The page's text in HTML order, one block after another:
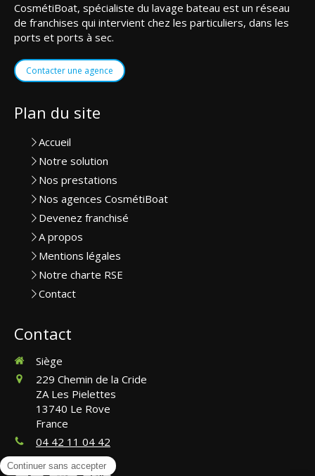
CosmétiBoat, spécialiste du lavage bateau est un réseau
de franchises qui intervient chez les particuliers, dans les
ports et ports à sec.
Contacter une agence
Plan du site
Accueil
Notre solution
Nos prestations
Nos agences CosmétiBoat
Devenez franchisé
A propos
Mentions légales
Notre charte RSE
Contact
Contact
Siège
229 Chemin de la Cride
ZA Les Pielettes
13740 Le Rove
France
04 42 11 04 42